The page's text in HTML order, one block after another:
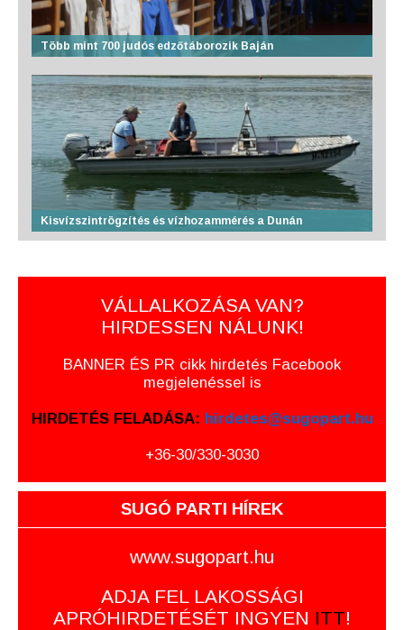
Több mint 700 judós edzőtáborozik Baján
Kisvízszintrögzítés és vízhozammérés a Dunán
VÁLLALKOZÁSA VAN?
HIRDESSEN NÁLUNK!
BANNER ÉS PR cikk hirdetés Facebook
megjelenéssel is
HIRDETÉS FELADÁSA: hirdetes@sugopart.hu
+36-30/330-3030
SUGÓ PARTI HÍREK
www.sugopart.hu
ADJA FEL LAKOSSÁGI
APRÓHIRDETÉSÉT INGYEN ITT!